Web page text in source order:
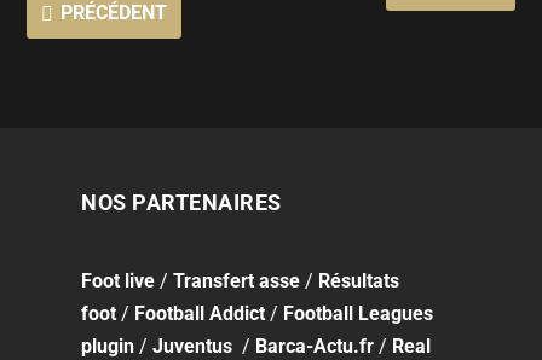
PRÉCÉDENT
NOS PARTENAIRES
Foot live /Transfert asse / Résultats
foot / Football Addict / Football Leagues
plugin /Juventus / Barca-Actu.fr / Real